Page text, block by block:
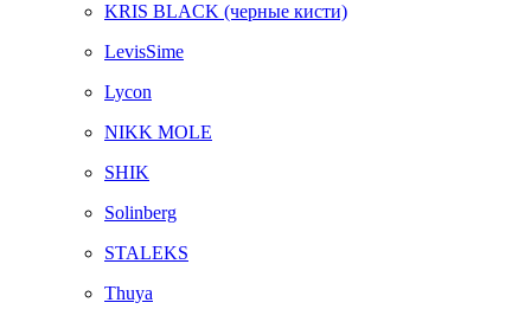
KRIS BLACK (черные кисти)
LevisSime
Lycon
NIKK MOLE
SHIK
Solinberg
STALEKS
Thuya